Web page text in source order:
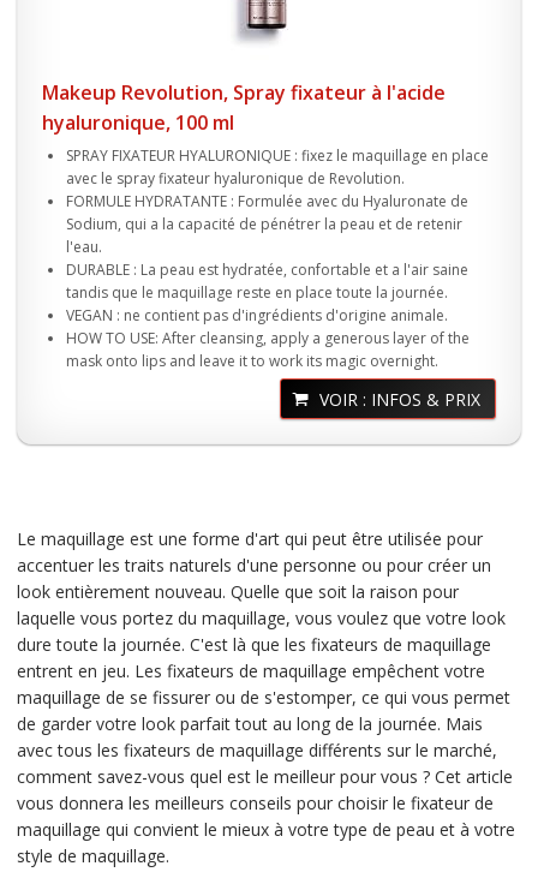
Makeup Revolution, Spray fixateur à l'acide
hyaluronique, 100 ml
SPRAY FIXATEUR HYALURONIQUE : fixez le maquillage en place
avec le spray fixateur hyaluronique de Revolution.
FORMULE HYDRATANTE : Formulée avec du Hyaluronate de
Sodium, qui a la capacité de pénétrer la peau et de retenir
l'eau.
DURABLE : La peau est hydratée, confortable et a l'air saine
tandis que le maquillage reste en place toute la journée.
VEGAN : ne contient pas d'ingrédients d'origine animale.
HOW TO USE: After cleansing, apply a generous layer of the
mask onto lips and leave it to work its magic overnight.
VOIR : INFOS & PRIX
Le maquillage est une forme d'art qui peut être utilisée pour
accentuer les traits naturels d'une personne ou pour créer un
look entièrement nouveau. Quelle que soit la raison pour
laquelle vous portez du maquillage, vous voulez que votre look
dure toute la journée. C'est là que les fixateurs de maquillage
entrent en jeu. Les fixateurs de maquillage empêchent votre
maquillage de se fissurer ou de s'estomper, ce qui vous permet
de garder votre look parfait tout au long de la journée. Mais
avec tous les fixateurs de maquillage différents sur le marché,
comment savez-vous quel est le meilleur pour vous ? Cet article
vous donnera les meilleurs conseils pour choisir le fixateur de
maquillage qui convient le mieux à votre type de peau et à votre
style de maquillage.